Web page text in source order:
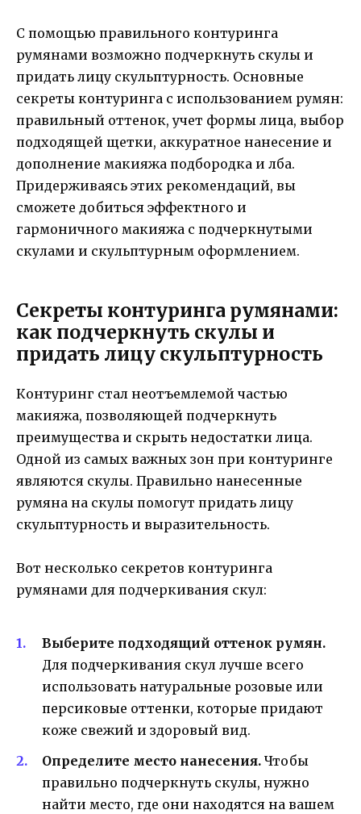
С помощью правильного контуринга
румянами возможно подчеркнуть скулы и
придать лицу скульптурность. Основные
секреты контуринга с использованием румян:
правильный оттенок, учет формы лица, выбор
подходящей щетки, аккуратное нанесение и
дополнение макияжа подбородка и лба.
Придерживаясь этих рекомендаций, вы
сможете добиться эффектного и
гармоничного макияжа с подчеркнутыми
скулами и скульптурным оформлением.
Секреты контуринга румянами:
как подчеркнуть скулы и
придать лицу скульптурность
Контуринг стал неотъемлемой частью
макияжа, позволяющей подчеркнуть
преимущества и скрыть недостатки лица.
Одной из самых важных зон при контуринге
являются скулы. Правильно нанесенные
румяна на скулы помогут придать лицу
скульптурность и выразительность.
Вот несколько секретов контуринга
румянами для подчеркивания скул:
Выберите подходящий оттенок румян.
Для подчеркивания скул лучше всего
использовать натуральные розовые или
персиковые оттенки, которые придают
коже свежий и здоровый вид.
Определите место нанесения. Чтобы
правильно подчеркнуть скулы, нужно
найти место, где они находятся на вашем